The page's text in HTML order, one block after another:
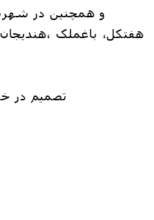
و‌ همچنین در
هفتکل، باغملک
تصمیم در